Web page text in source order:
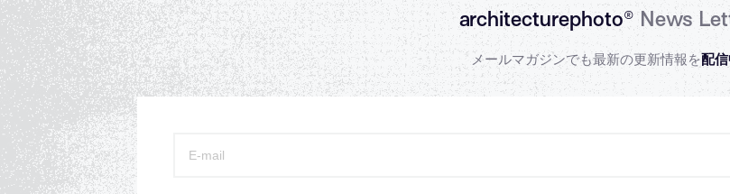
architecturephoto®News
メールマガジンでも最新の更新情報を配